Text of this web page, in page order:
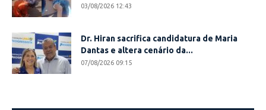
03/08/2026 12:43
Dr. Hiran sacrifica candidatura de Maria
Dantas e altera cenário da...
07/08/2026 09:15